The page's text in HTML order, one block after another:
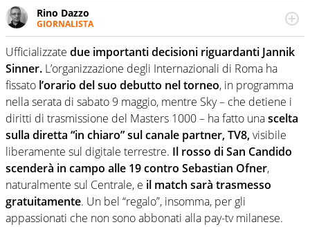
Rino Dazzo
GIORNALISTA
Se mai ci fosse modo di traslare il glossario del calcio in
una nicchia di esperti, lui ne farebbe parte. Non si perde
una svista arbitrale né gli umori social del mondo delle
curve
Ufficializzate due importanti decisioni riguardanti Jannik
Sinner. L’organizzazione degli Internazionali di Roma ha
fissato l’orario del suo debutto nel torneo, in programma
nella serata di sabato 9 maggio, mentre Sky – che detiene i
diritti di trasmissione del Masters 1000 – ha fatto unascelta
sulla diretta “in chiaro” sul canale partner, TV8,visibile
liberamente sul digitale terrestre. Il rosso di San Candido
scenderà in campo alle 19 contro Sebastian Ofner,
naturalmente sul Centrale, e il match sarà trasmesso
gratuitamente. Un bel “regalo”, insomma, per gli
appassionati che non sono abbonati alla pay-tv milanese.